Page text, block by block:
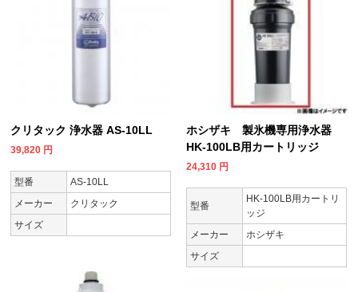
クリタック 浄水器 AS-10LL
39,820 円
型番
AS-10LL
メーカー
クリタック
サイズ
ホシザキ 製氷機専用浄水器
HK-100LB用カートリッジ
24,310 円
型番
HK-100LB用カートリ
ッジ
メーカー
ホシザキ
サイズ